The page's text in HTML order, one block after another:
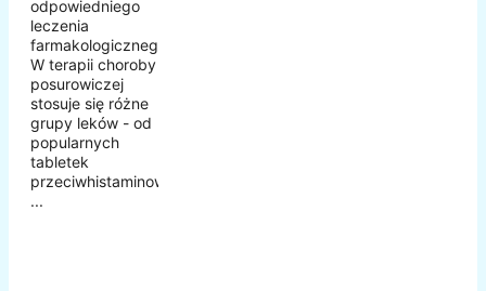
odpowiedniego
leczenia
farmakologicznego.
W terapii choroby
posurowiczej
stosuje się różne
grupy leków - od
popularnych
tabletek
przeciwhistaminowych,
...